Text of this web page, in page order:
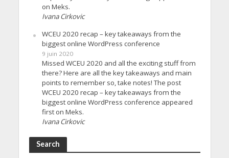
on Meks.
Ivana Cirkovic
WCEU 2020 recap – key takeaways from the
biggest online WordPress conference
9 juin 2020
Missed WCEU 2020 and all the exciting stuff from
there? Here are all the key takeaways and main
points to remember so, take notes! The post
WCEU 2020 recap – key takeaways from the
biggest online WordPress conference appeared
first on Meks.
Ivana Cirkovic
Search